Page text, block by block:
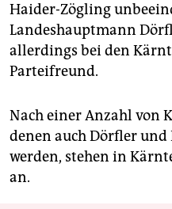
Haider-Zögling
Landeshauptmann
allerdings bei den
Parteifreund.
Nach einer Anzahl von
denen auch Dörfler
werden, stehen in
an.